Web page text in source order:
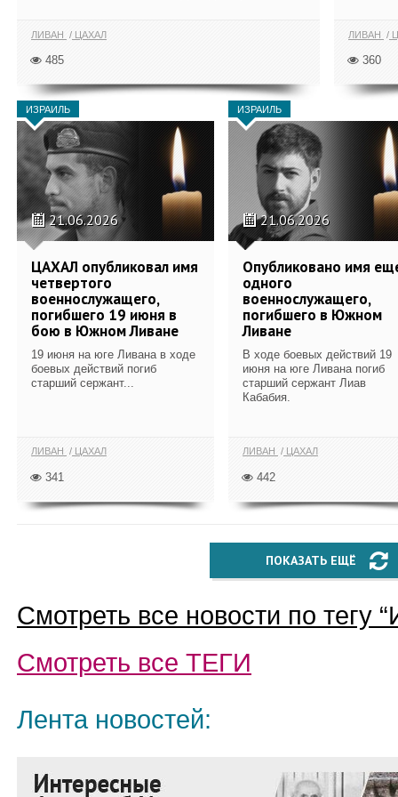
ЛИВАН ЦАХАЛ
485
ЛИВАН
360
ИЗРАИЛЬ
21.06.2026
ЦАХАЛ опубликовал имя
четвертого
военнослужащего,
погибшего 19 июня в
бою в Южном Ливане
19 июня на юге Ливана в ходе
боевых действий погиб
старший сержант...
ЛИВАН ЦАХАЛ
341
ИЗРАИЛЬ
21.06.2026
Опубликовано имя
одного
военнослужащего,
погибшего в Южном
Ливане
В ходе боевых действий 19
июня на юге Ливана погиб
старший сержант Лиав
Кабабия.
ЛИВАН ЦАХАЛ
442
ПОКАЗАТЬ ЕЩЁ
Смотреть все новости по тегу “
Смотреть все ТЕГИ
Лента новостей: